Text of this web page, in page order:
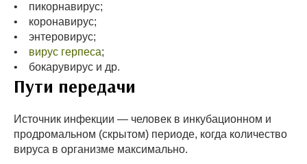
• пикорнавирус;
• коронавирус;
• энтеровирус;
• вирус герпеса;
• бокарувирус и др.
Пути передачи
Источник инфекции — человек в инкубационном и
продромальном (скрытом) периоде, когда количество
вируса в организме максимально.